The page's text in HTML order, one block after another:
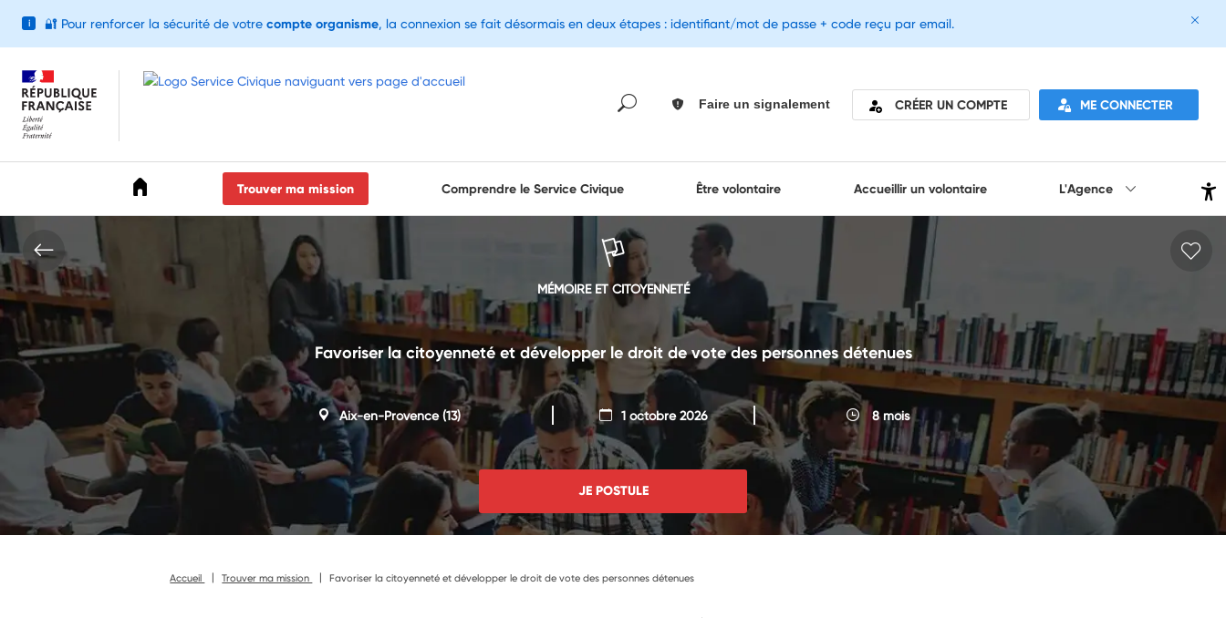
Faire un signalement CRÉER UN COMPTE ME CONNECTER
Trouver ma mission Comprendre le Service Civique Être volontaire Accueillir un volontaire L'Agence
MÉMOIRE ET CITOYENNETÉ
Favoriser la citoyenneté et développer le droit de vote des personnes détenues
Aix-en-Provence(13) 1 octobre 2026 8 mois
JE POSTULE
Accueil Trouver ma mission Favoriser la citoyenneté et développer le droit de vote des personnes détenues
i 🔐 Pour renforcer la sécurité de votre compte organisme, la connexion se fait désormais en deux étapes : identifiant/mot de passe + code reçu par email.